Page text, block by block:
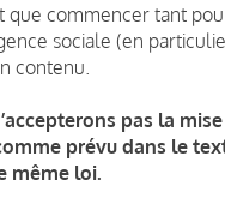
que commencer tant
sociale (en
contenu.
pas la
prévu dans le
même loi.